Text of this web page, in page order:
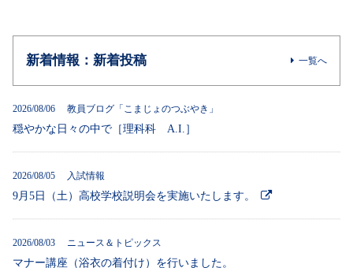
新着情報：新着投稿 一覧へ
2026/08/06 教員ブログ「こまじょのつぶやき」
穏やかな日々の中で［理科科 A.I.］
2026/08/05 入試情報
9月5日（土）高校学校説明会を実施いたします。
2026/08/03 ニュース＆トピックス
マナー講座（浴衣の着付け）を行いました。